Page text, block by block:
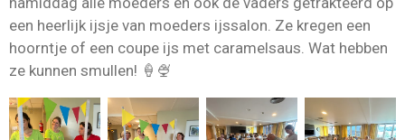
een heerlijk ijsje van moeders ijssalon. Ze kregen een
hoorntje of een coupe ijs met caramelsaus. Wat hebben
ze kunnen smullen! 🍦🍨